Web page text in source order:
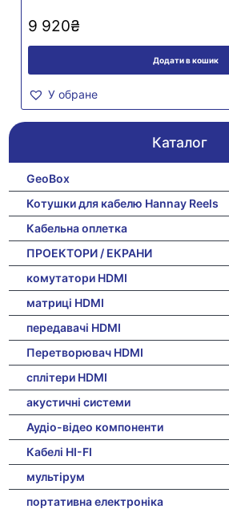
9 920₴
Додати в кошик
У обране
Каталог
GeoBox
Котушки для кабелю Hannay Reels
Кабельна оплетка
ПРОЕКТОРИ / ЕКРАНИ
комутатори HDMI
матриці HDMI
передавачі HDMI
Перетворювач HDMI
сплітери HDMI
акустичні системи
Аудіо-відео компоненти
Кабелі HI-FI
мультірум
портативна електроніка